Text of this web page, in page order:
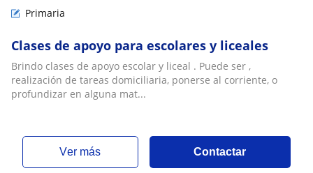
Primaria
Clases de apoyo para escolares y liceales
Brindo clases de apoyo escolar y liceal . Puede ser ,
realización de tareas domiciliaria, ponerse al corriente, o
profundizar en alguna mat...
ver más Contactar